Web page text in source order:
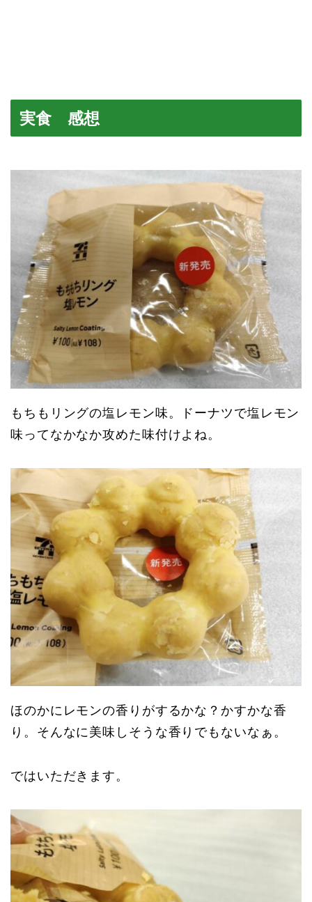
実食 感想
もちもリングの塩レモン味。ドーナツで塩レモン
味ってなかなか攻めた味付けよね。
ほのかにレモンの香りがするかな？かすかな香
り。そんなに美味しそうな香りでもないなぁ。
ではいただきます。